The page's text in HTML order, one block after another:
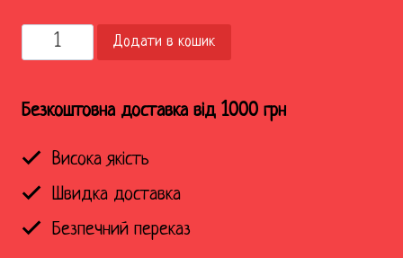
Брелок
металевий
не
кількість
Додати в кошик
Безкоштовна доставка від 1000 грн
Висока якість
Швидка доставка
Безпечний переказ